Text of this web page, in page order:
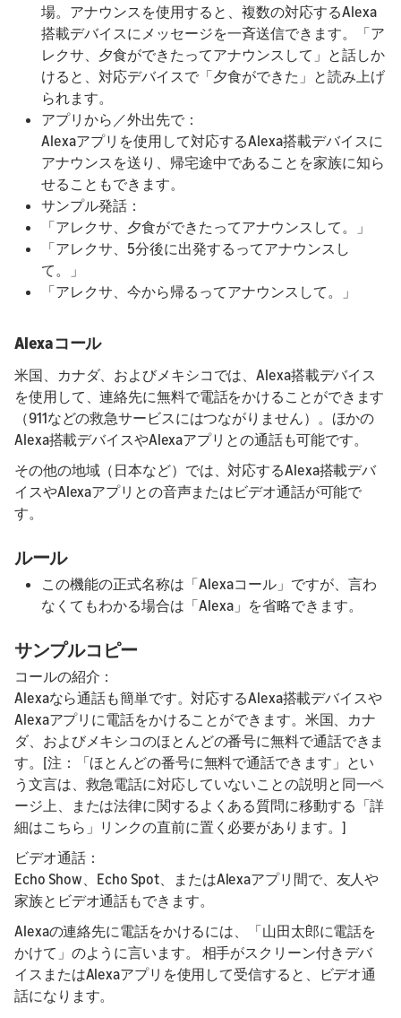
場。アナウンスを使用すると、複数の対応するAlexa
搭載デバイスにメッセージを一斉送信できます。「ア
レクサ、夕食ができたってアナウンスして」と話しか
けると、対応デバイスで「夕食ができた」と読み上げ
られます。
アプリから／外出先で：
Alexaアプリを使用して対応するAlexa搭載デバイスに
アナウンスを送り、帰宅途中であることを家族に知ら
せることもできます。
サンプル発話：
「アレクサ、夕食ができたってアナウンスして。」
「アレクサ、5分後に出発するってアナウンスし
て。」
「アレクサ、今から帰るってアナウンスして。」
Alexaコール
米国、カナダ、およびメキシコでは、Alexa搭載デバイス
を使用して、連絡先に無料で電話をかけることができます
（911などの救急サービスにはつながりません）。ほかの
Alexa搭載デバイスやAlexaアプリとの通話も可能です。
その他の地域（日本など）では、対応するAlexa搭載デバ
イスやAlexaアプリとの音声またはビデオ通話が可能で
す。
ルール
この機能の正式名称は「Alexaコール」ですが、言わ
なくてもわかる場合は「Alexa」を省略できます。
サンプルコピー
コールの紹介：
Alexaなら通話も簡単です。対応するAlexa搭載デバイスや
Alexaアプリに電話をかけることができます。米国、カナ
ダ、およびメキシコのほとんどの番号に無料で通話できま
す。[注：「ほとんどの番号に無料で通話できます」とい
う文言は、救急電話に対応していないことの説明と同一ペ
ージ上、または法律に関するよくある質問に移動する「詳
細はこちら」リンクの直前に置く必要があります。]
ビデオ通話：
Echo Show、Echo Spot、またはAlexaアプリ間で、友人や
家族とビデオ通話もできます。
Alexaの連絡先に電話をかけるには、「山田太郎に電話を
かけて」のように言います。 相手がスクリーン付きデバ
イスまたはAlexaアプリを使用して受信すると、ビデオ通
話になります。